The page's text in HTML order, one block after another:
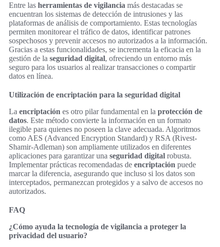
Entre las herramientas de vigilancia más destacadas se
encuentran los sistemas de detección de intrusiones y las
plataformas de análisis de comportamiento. Estas tecnologías
permiten monitorear el tráfico de datos, identificar patrones
sospechosos y prevenir accesos no autorizados a la información.
Gracias a estas funcionalidades, se incrementa la eficacia en la
gestión de la seguridad digital, ofreciendo un entorno más
seguro para los usuarios al realizar transacciones o compartir
datos en línea.
Utilización de encriptación para la seguridad digital
La encriptación es otro pilar fundamental en la protección de
datos. Este método convierte la información en un formato
ilegible para quienes no poseen la clave adecuada. Algoritmos
como AES (Advanced Encryption Standard) y RSA (Rivest-
Shamir-Adleman) son ampliamente utilizados en diferentes
aplicaciones para garantizar una seguridad digital robusta.
Implementar prácticas recomendadas de encriptación puede
marcar la diferencia, asegurando que incluso si los datos son
interceptados, permanezcan protegidos y a salvo de accesos no
autorizados.
FAQ
¿Cómo ayuda la tecnología de vigilancia a proteger la
privacidad del usuario?